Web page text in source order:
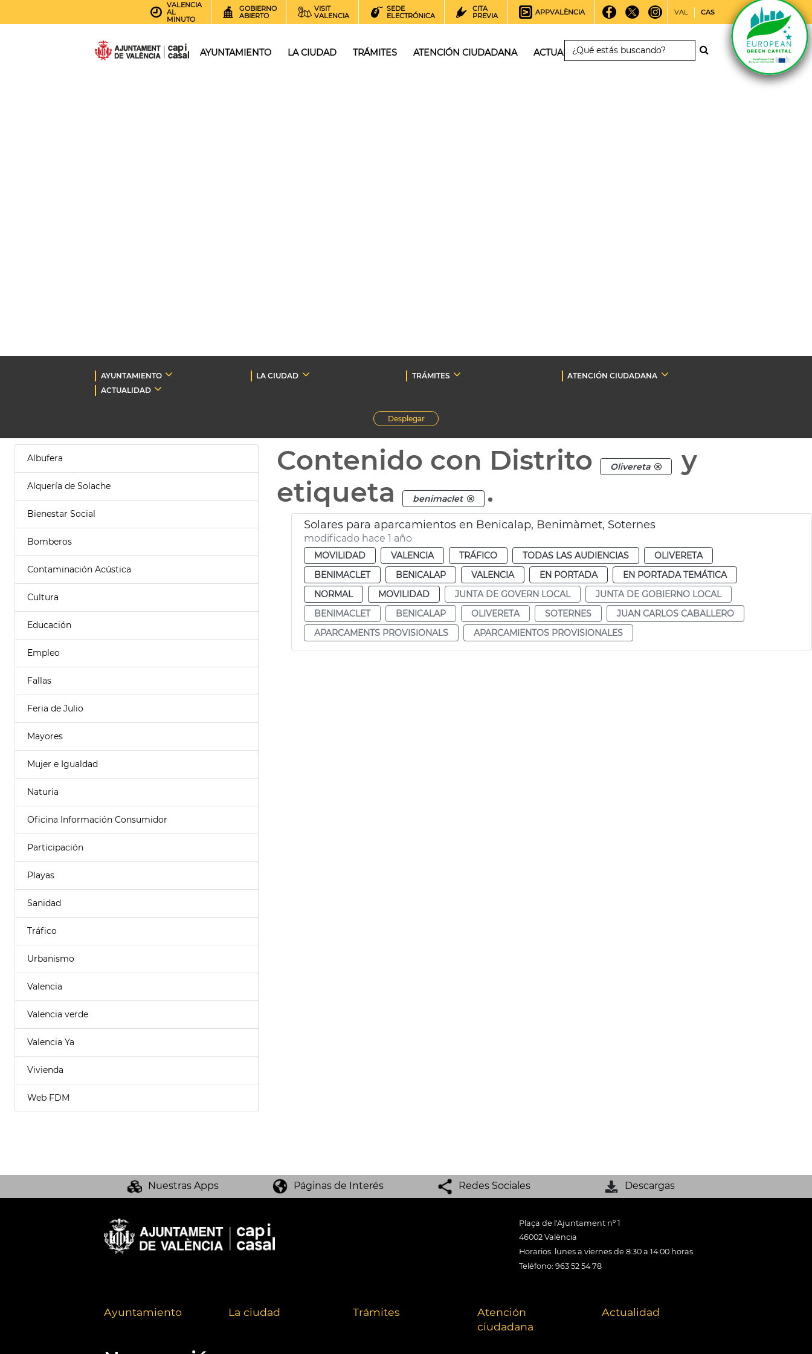
VALENCIA
AL
MINUTO
GOBIERNO
ABIERTO
VISIT
VALENCIA
SEDE
ELECTRÓNICA
CITA
PREVIA
APPVALÈNCIA VAL CAS
AYUNTAMIENTO LA CIUDAD TRÁMITES ATENCIÓN CIUDADANA ACTUALIDAD
AYUNTAMIENTO LA CIUDAD TRÁMITES
ATENCIÓN CIUDADANA
ACTUALIDAD
Desplegar
Albufera
Alquería de Solache
Bienestar Social
Bomberos
Contaminación Acústica
Cultura
Educación
Empleo
Fallas
Feria de Julio
Mayores
Mujer e Igualdad
Naturia
Oficina Información Consumidor
Participación
Playas
Sanidad
Tráfico
Urbanismo
Valencia
Valencia verde
Valencia Ya
Vivienda
Web FDM
Contenido con Distrito Olivereta
y
etiqueta
benimaclet .
Solares para aparcamientos en Benicalap, Benimàmet, Soternes
modificado hace 1 año
MOVILIDAD VALENCIA TRÁFICO TODAS LAS AUDIENCIAS
OLIVERETA
BENIMACLET
BENICALAP VALENCIA EN PORTADA
EN PORTADA TEMÁTICA
NORMAL
MOVILIDAD JUNTA DE GOVERN LOCAL
JUNTA DE GOBIERNO LOCAL
BENIMACLET
BENICALAP OLIVERETA SOTERNES
JUAN CARLOS CABALLERO
APARCAMENTS PROVISIONALS
APARCAMIENTOS PROVISIONALES
Nuestras Apps Páginas de Interés Redes Sociales Descargas
Plaça de l'Ajuntament nº 1
46002 València
Horarios: lunes a viernes de 8:30 a 14:00 horas
Teléfono: 963 52 54 78
Ayuntamiento La ciudad Trámites
Atención
ciudadana
Actualidad